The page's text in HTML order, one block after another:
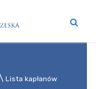
Lista kapłanów